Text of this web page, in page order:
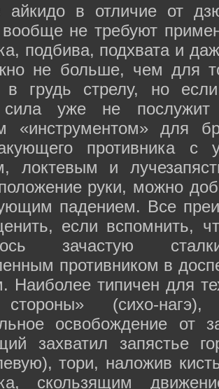
айкидо в отличие от
вообще не требуют
подбива, подхвата и
не больше, чем для
грудь стрелу, но
сила уже не
«инструментом» для
противника с
локтевым и
руки, можно
падением. Все
если вспомнить,
зачастую
противником в
Наиболее типичен для
(сихо-
освобождение от
захватил запястье
тори, наложив
скользящим